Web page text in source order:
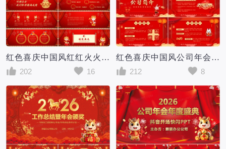
红色喜庆中国风红红火火年会盛典PPT模板
202
16
红色喜庆中国风公司年会邀请函PPT模板
212
8